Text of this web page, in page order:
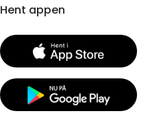
Hent appen